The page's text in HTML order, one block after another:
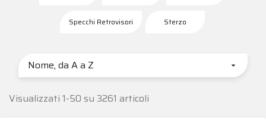
Specchi Retrovisori Sterzo
Nome, da A a Z 
Visualizzati 1-50 su 3261 articoli